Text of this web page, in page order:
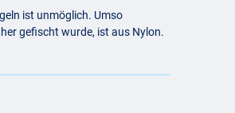
ist unmöglich. Umso
gefischt wurde, ist aus Nylon.